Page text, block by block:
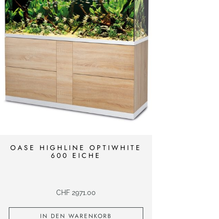
5
0
0
m
e
g
OASE HIGHLINE OPTIWHITE
600 EICHE
CHF 2971.00
IN DEN WARENKORB